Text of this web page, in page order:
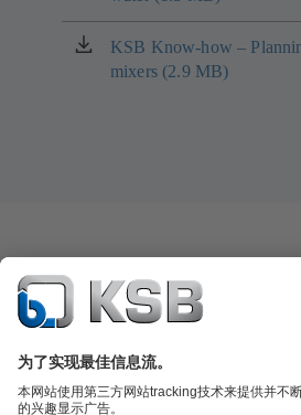
打
开）
标
签
页
KSB Know-how –
mixers (2.9 MB)
（在
新